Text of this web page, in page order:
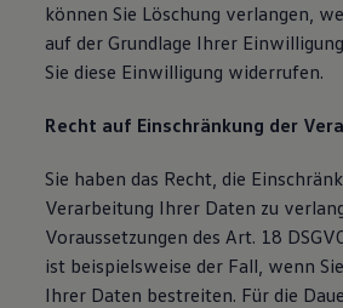
können Sie Löschung verlangen,
auf der Grundlage Ihrer
Sie diese Einwilligung widerrufen.
Recht auf Einschränkung der
Sie haben das Recht, die
Verarbeitung Ihrer Daten zu
Voraussetzungen des Art. 18
ist beispielsweise der Fall, wenn
Ihrer Daten bestreiten. Für die